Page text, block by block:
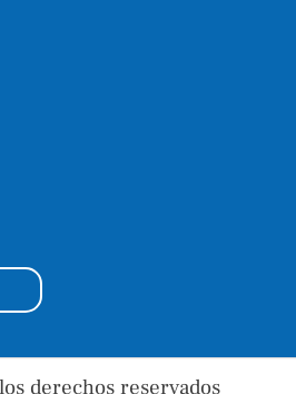
derechos reservados